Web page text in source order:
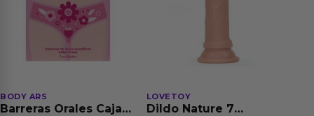
BODY ARS
Barreras Orales Caja
LOVETOY
Dildo Nature 7